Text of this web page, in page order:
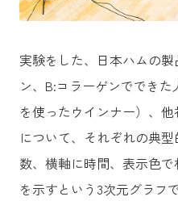
実験をした、日本ハムの
ン、B:コラーゲンででき
を使ったウインナー）、
について、それぞれの典
数、横軸に時間、表示色で
を示すという3次元グラフ